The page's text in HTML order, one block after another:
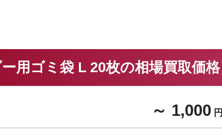
用ゴミ袋 L 20枚の相場買取価格
～ 1,000 円